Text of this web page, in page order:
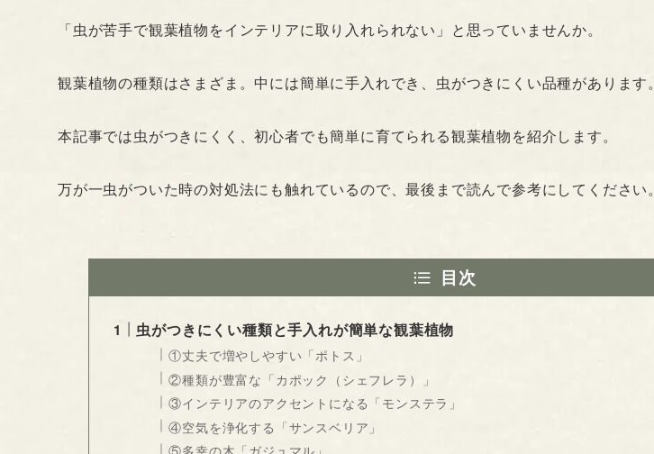
「虫が苦手で観葉植物をインテリアに取り入れられない」と思っていませんか。
観葉植物の種類はさまざま。中には簡単に手入れでき、虫がつきにくい品種があります。
本記事では虫がつきにくく、初心者でも簡単に育てられる観葉植物を紹介します。
万が一虫がついた時の対処法にも触れているので、最後まで読んで参考にしてください。
目次
虫がつきにくい種類と手入れが簡単な観葉植物
①丈夫で増やしやすい「ポトス」
②種類が豊富な「カポック（シェフレラ）」
③インテリアのアクセントになる「モンステラ」
④空気を浄化する「サンスベリア」